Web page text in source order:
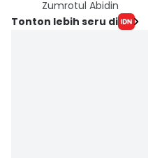
Zumrotul Abidin
Tonton lebih seru di